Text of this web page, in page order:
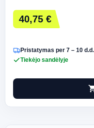
40,75 €
Pristatymas per 7 – 10 d.d.
Tiekėjo sandėlyje